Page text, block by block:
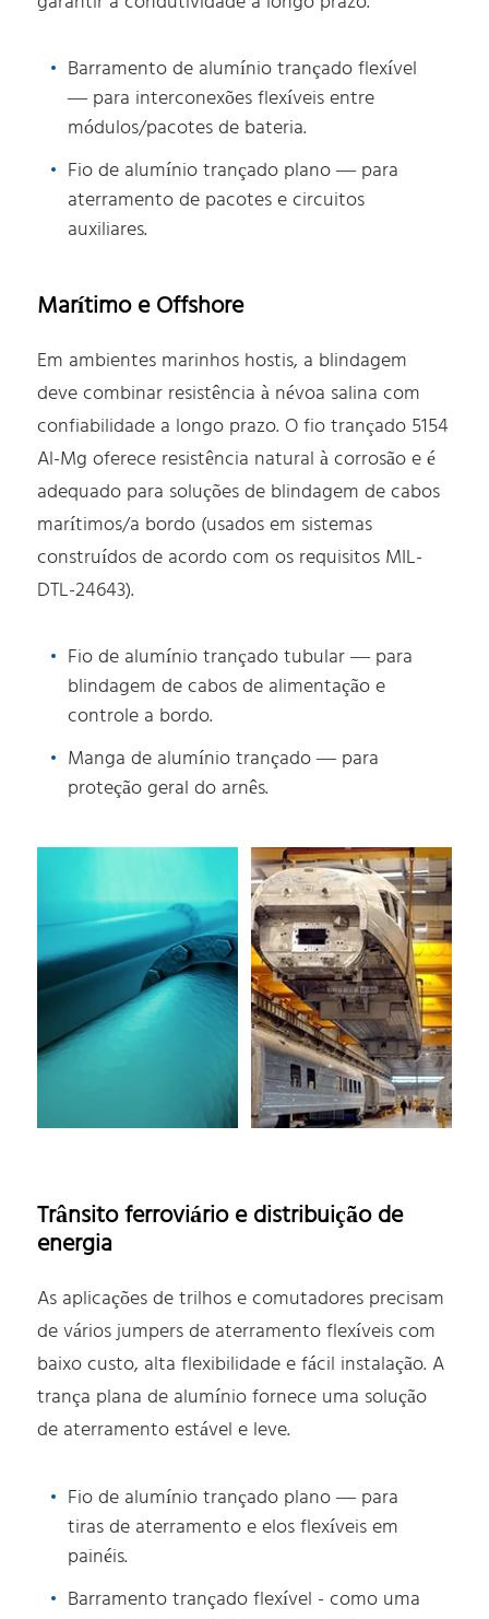
Barramento de alumínio trançado flexível
— para interconexões flexíveis entre
módulos/pacotes de bateria.
Fio de alumínio trançado plano — para
aterramento de pacotes e circuitos
auxiliares.
Marítimo e Offshore
Em ambientes marinhos hostis, a blindagem
deve combinar resistência à névoa salina com
confiabilidade a longo prazo. O fio trançado 5154
Al-Mg oferece resistência natural à corrosão e é
adequado para soluções de blindagem de cabos
marítimos/a bordo (usados em sistemas
construídos de acordo com os requisitos MIL-
DTL-24643).
Fio de alumínio trançado tubular — para
blindagem de cabos de alimentação e
controle a bordo.
Manga de alumínio trançado — para
proteção geral do arnês.
Trânsito ferroviário e distribuição de
energia
As aplicações de trilhos e comutadores precisam
de vários jumpers de aterramento flexíveis com
baixo custo, alta flexibilidade e fácil instalação. A
trança plana de alumínio fornece uma solução
de aterramento estável e leve.
Fio de alumínio trançado plano — para
tiras de aterramento e elos flexíveis em
painéis.
Barramento trançado flexível - como uma